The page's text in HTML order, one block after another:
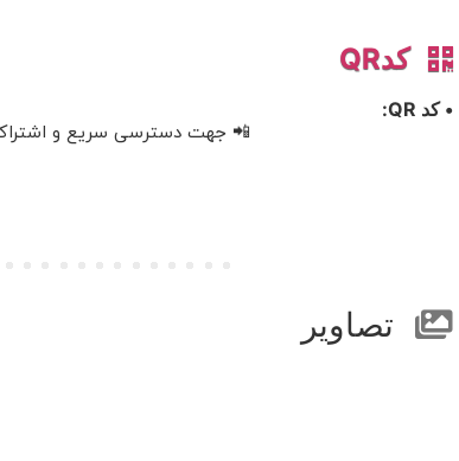
کدQR
• کد QR:
📲 جهت دسترسی سریع و
تصاویر